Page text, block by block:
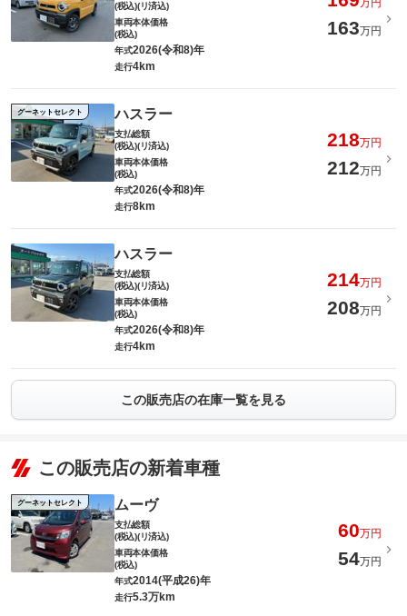
(税込)(リ済込) 万円
車両本体価格
(税込)
163万円
年式2026(令和8)年
走行4km
グーネットセレクト ハスラー
支払総額
(税込)(リ済込)
218万円
車両本体価格
(税込)
212万円
年式2026(令和8)年
走行8km
ハスラー
支払総額
(税込)(リ済込)
214万円
車両本体価格
(税込)
208万円
年式2026(令和8)年
走行4km
この販売店の在庫一覧を見る
この販売店の新着車種
グーネットセレクト ムーヴ
支払総額
(税込)(リ済込)
60万円
車両本体価格
(税込)
54万円
年式2014(平成26)年
走行5.3万km